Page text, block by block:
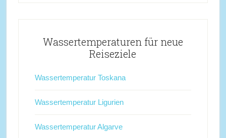
Wassertemperaturen für neue
Reiseziele
Wassertemperatur Toskana
Wassertemperatur Ligurien
Wassertemperatur Algarve